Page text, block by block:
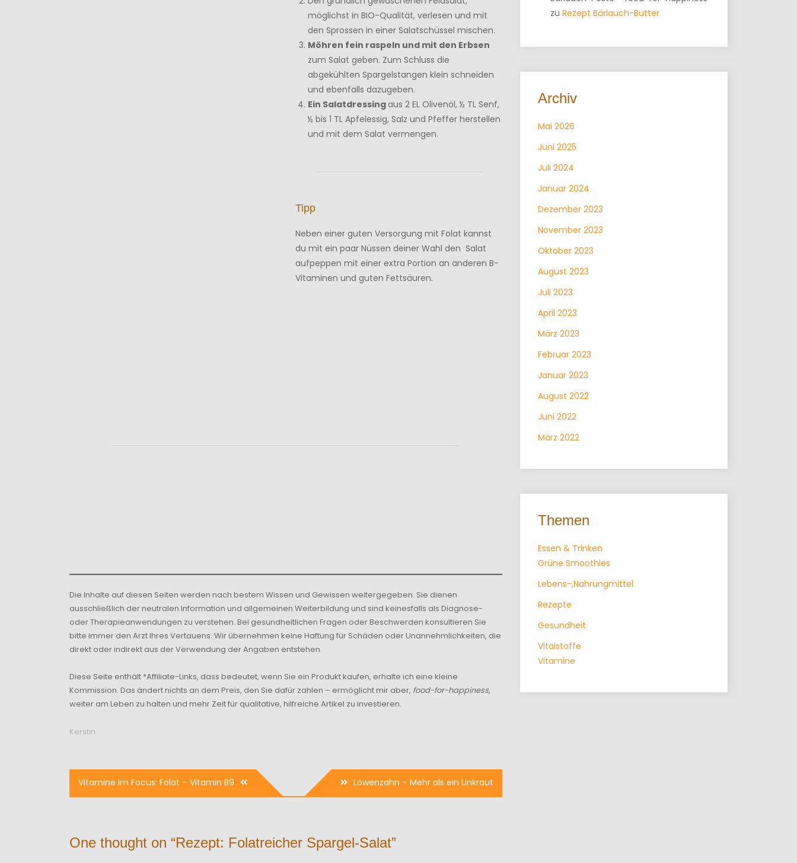
möglichst in BIO-Qualität, verlesen und mit
den Sprossen in einer Salatschüssel mischen.
Möhren fein raspeln und mit den Erbsen
zum Salat geben. Zum Schluss die
abgekühlten Spargelstangen klein schneiden
und ebenfalls dazugeben.
Ein Salatdressingaus 2 EL Olivenöl, ½ TL Senf,
½ bis 1 TL Apfelessig, Salz und Pfeffer herstellen
und mit dem Salat vermengen.
Tipp
Neben einer guten Versorgung mit Folat kannst
du mit ein paar Nüssen deiner Wahl den Salat
aufpeppen mit einer extra Portion an anderen B-
Vitaminen und guten Fettsäuren.
Die Inhalte auf diesen Seiten werden nach bestem Wissen und Gewissen weitergegeben. Sie dienen
ausschließlich der neutralen Information und allgemeinen Weiterbildung und sind keinesfalls als Diagnose-
oder Therapieanwendungen zu verstehen. Bei gesundheitlichen Fragen oder Beschwerden konsultieren Sie
bitte immer den Arzt Ihres Vertauens. Wir übernehmen keine Haftung für Schäden oder Unannehmlichkeiten, die
direkt oder indirekt aus der Verwendung der Angaben entstehen.
Diese Seite enthält *Affiliate-Links, dass bedeutet, wenn Sie ein Produkt kaufen, erhalte ich eine kleine
Kommission. Das ändert nichts an dem Preis, den Sie dafür zahlen – ermöglicht mir aber, food-for-happiness,
weiter am Leben zu halten und mehr Zeit für qualitative, hilfreiche Artikel zu investieren.
Kerstin
Beitragsnavigation
Vitamine im Focus: Folat – Vitamin B9 Löwenzahn – Mehr als ein Unkraut
One thought on “Rezept: Folatreicher Spargel-Salat”
zu Rezept Bärlauch-Butter
Archiv
Mai 2026
Juni 2025
Juli 2024
Januar 2024
Dezember 2023
November 2023
Oktober 2023
August 2023
Juli 2023
April 2023
März 2023
Februar 2023
Januar 2023
August 2022
Juni 2022
März 2022
Themen
Essen & Trinken
Grüne Smoothies
Lebens-,Nahrungmittel
Rezepte
Gesundheit
Vitalstoffe
Vitamine